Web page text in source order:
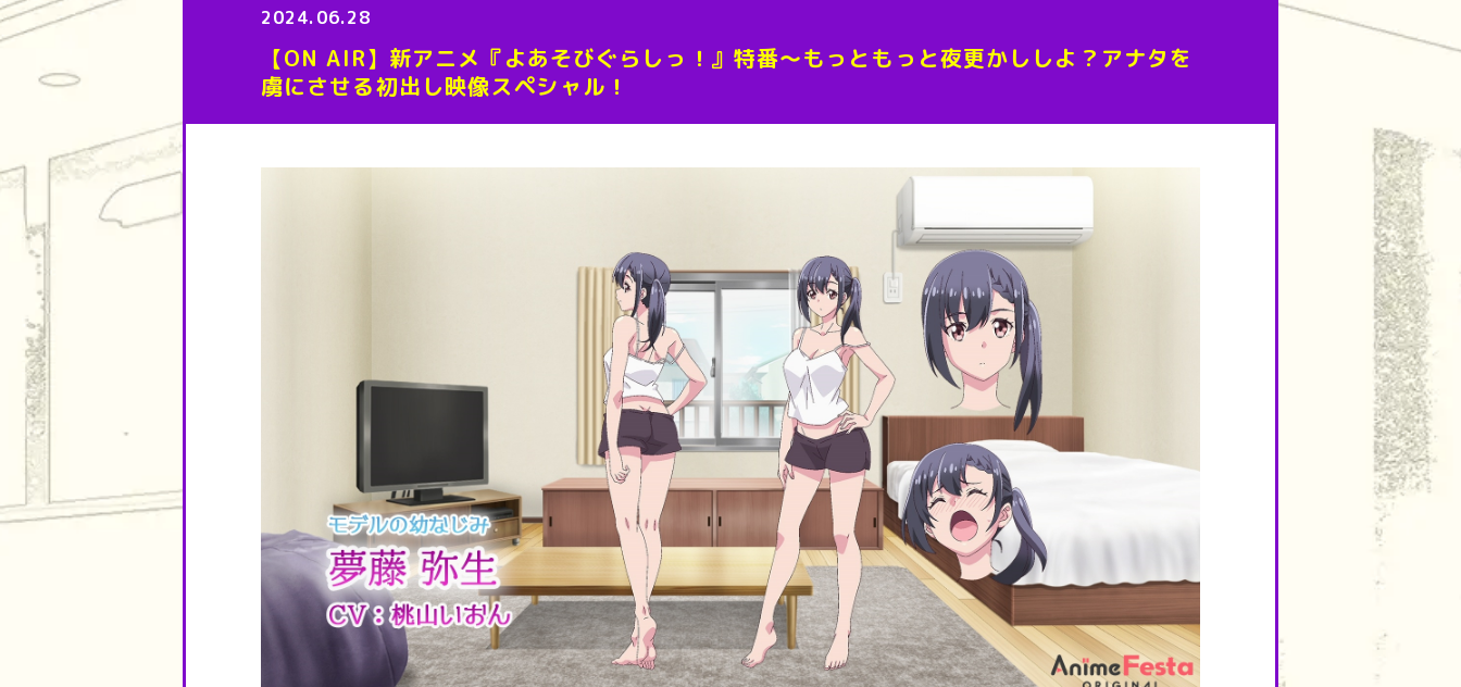
2024.06.28
【ON AIR】新アニメ『よあそびぐらしっ！』特番～もっともっと夜更かししよ？アナタを
虜にさせる初出し映像スペシャル！